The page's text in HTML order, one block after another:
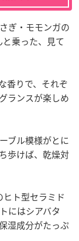
ぎ・モモンガの
乗った、見て
香りで、それぞ
ランスが楽しめ
ブル模様がとに
歩けば、乾燥対
ト型セラミド
にはシアバタ
湿成分がたっぷ